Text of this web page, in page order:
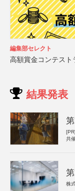
編集部セレクト
高額賞金コンテスト
結果発表
[PR]
共
株